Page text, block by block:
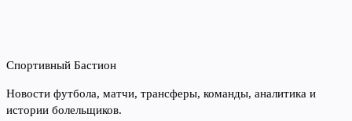
Спортивный Бастион
Новости футбола, матчи, трансферы, команды, аналитика и
истории болельщиков.